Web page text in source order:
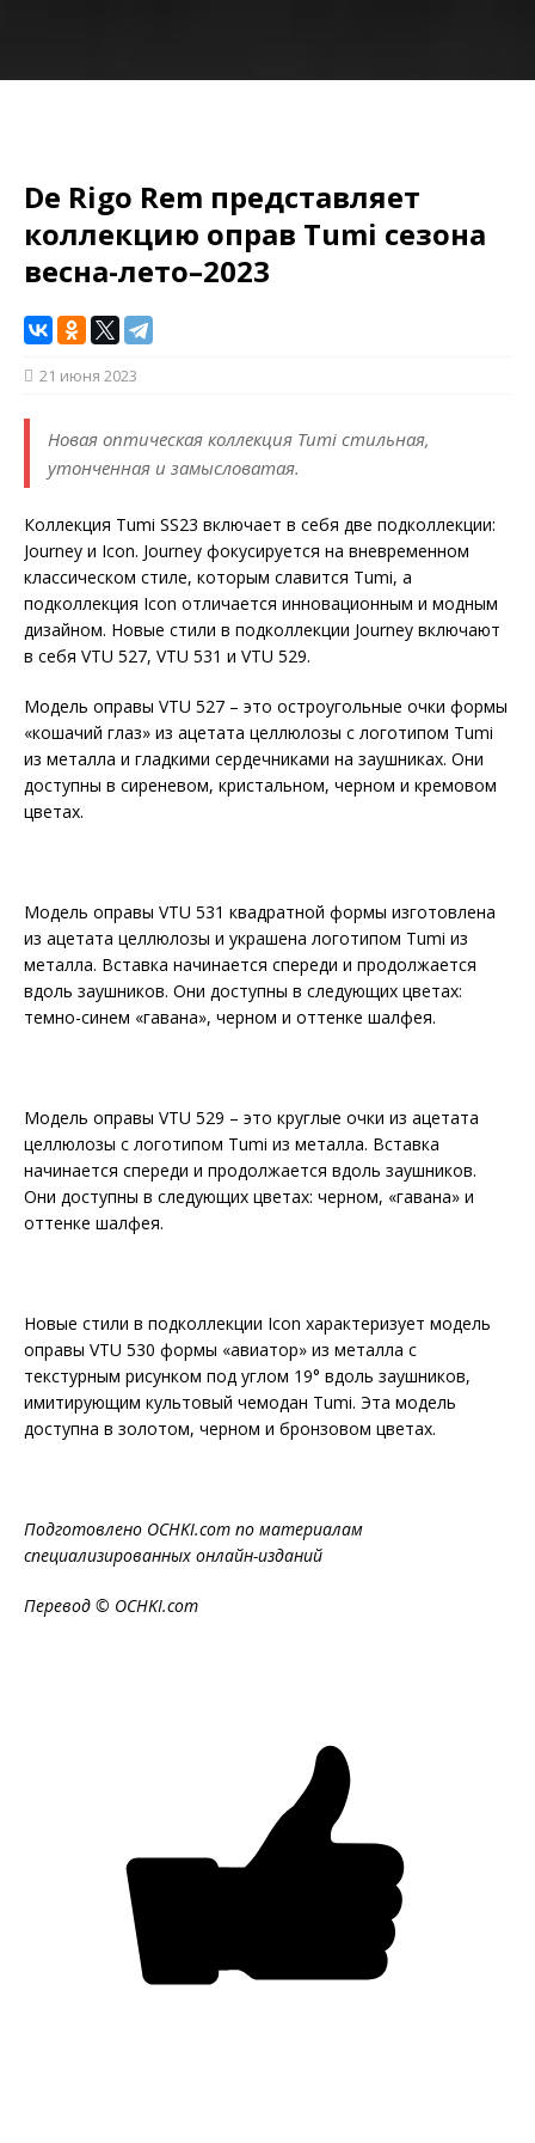
De Rigo Rem представляет
коллекцию оправ Tumi сезона
весна-лето–2023
21 июня 2023
Новая оптическая коллекция Tumi стильная,
утонченная и замысловатая.
Коллекция Tumi SS23 включает в себя две подколлекции:
Journey и Icon. Journey фокусируется на вневременном
классическом стиле, которым славится Tumi, а
подколлекция Icon отличается инновационным и модным
дизайном. Новые стили в подколлекции Journey включают
в себя VTU 527, VTU 531 и VTU 529.
Модель оправы VTU 527 – это остроугольные очки формы
«кошачий глаз» из ацетата целлюлозы с логотипом Tumi
из металла и гладкими сердечниками на заушниках. Они
доступны в сиреневом, кристальном, черном и кремовом
цветах.
Модель оправы VTU 531 квадратной формы изготовлена
из ацетата целлюлозы и украшена логотипом Tumi из
металла. Вставка начинается спереди и продолжается
вдоль заушников. Они доступны в следующих цветах:
темно-синем «гавана», черном и оттенке шалфея.
Модель оправы VTU 529 – это круглые очки из ацетата
целлюлозы с логотипом Tumi из металла. Вставка
начинается спереди и продолжается вдоль заушников.
Они доступны в следующих цветах: черном, «гавана» и
оттенке шалфея.
Новые стили в подколлекции Icon характеризует модель
оправы VTU 530 формы «авиатор» из металла с
текстурным рисунком под углом 19° вдоль заушников,
имитирующим культовый чемодан Tumi. Эта модель
доступна в золотом, черном и бронзовом цветах.
Подготовлено OCHKI.com по материалам
специализированных онлайн-изданий
Перевод © OCHKI.com